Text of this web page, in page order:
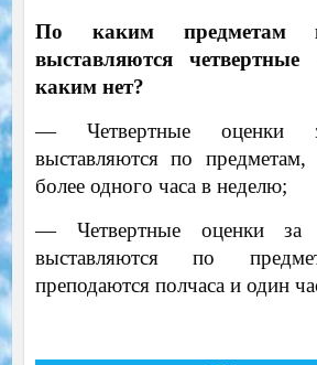
По каким предметам в
выставляются
каким нет?
— Четвертные оценки
выставляются по предметам,
более одного часа в неделю;
— Четвертные оценки за
выставляются по
преподаются полчаса и один